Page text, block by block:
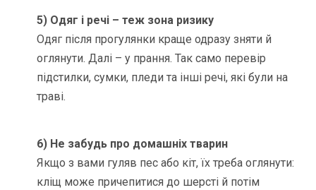
5) Одяг і речі – теж зона ризику
Одяг після прогулянки краще одразу зняти й
оглянути. Далі – у прання. Так само перевір
підстилки, сумки, пледи та інші речі, які були на
траві.
6) Не забудь про домашніх тварин
Якщо з вами гуляв пес або кіт, їх треба оглянути:
кліщ може причепитися до шерсті й потім